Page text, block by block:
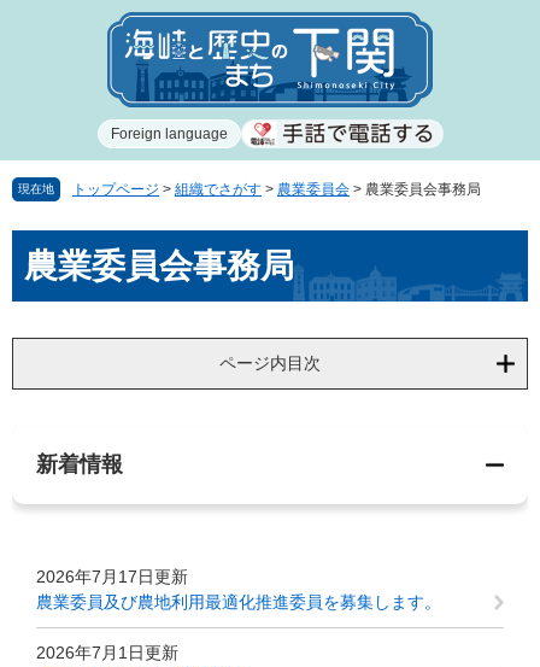
で
ば
Foreign language
現在地 トップページ > 組織でさがす > 農業委員会 > 農業委員会事務局
文農業委員会事務局
ページ内目次
新着情報
2026年7月17日更新
農業委員及び農地利用最適化推進委員を募集します。
2026年7月1日更新